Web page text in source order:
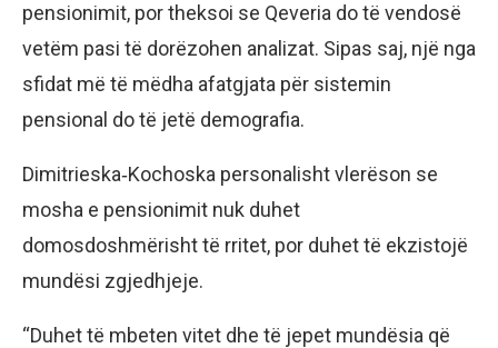
pensionimit, por theksoi se Qeveria do të vendosë
vetëm pasi të dorëzohen analizat. Sipas saj, një nga
sfidat më të mëdha afatgjata për sistemin
pensional do të jetë demografia.
Dimitrieska‑Kochoska personalisht vlerëson se
mosha e pensionimit nuk duhet
domosdoshmërisht të rritet, por duhet të ekzistojë
mundësi zgjedhjeje.
“Duhet të mbeten vitet dhe të jepet mundësia që